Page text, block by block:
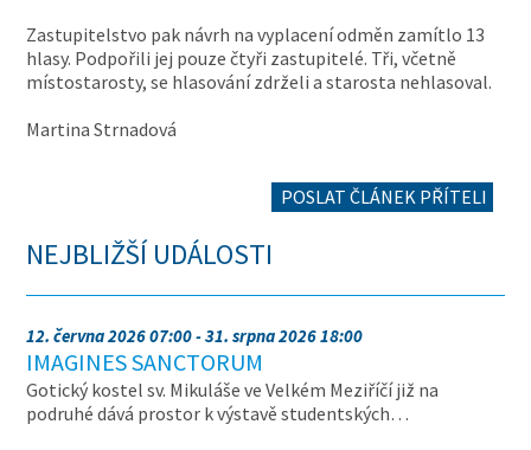
Zastupitelstvo pak návrh na vyplacení odměn zamítlo 13
hlasy. Podpořili jej pouze čtyři zastupitelé. Tři, včetně
místostarosty, se hlasování zdrželi a starosta nehlasoval.
Martina Strnadová
POSLAT ČLÁNEK PŘÍTELI
NEJBLIŽŠÍ UDÁLOSTI
12. června 2026 07:00 - 31. srpna 2026 18:00
IMAGINES SANCTORUM
Gotický kostel sv. Mikuláše ve Velkém Meziříčí již na
podruhé dává prostor k výstavě studentských…